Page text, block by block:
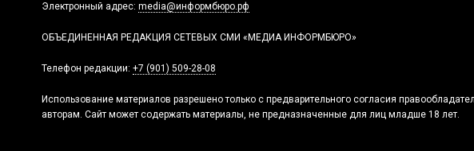
Электронный адрес: media@информбюро.рф
ОБЪЕДИНЕННАЯ РЕДАКЦИЯ СЕТЕВЫХ СМИ «МЕДИА ИНФОРМБЮРО»
Телефон редакции: +7 (901) 509-28-08
Использование материалов разрешено только с предварительного согласия
авторам. Сайт может содержать материалы, не предназначенные для лиц младше 18 лет.